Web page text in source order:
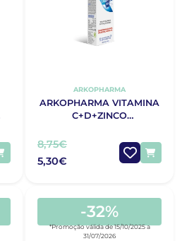
ARKOPHARMA
ARKOPHARMA VITAMINA
C+D+ZINCO
EFERVESCENTES X20
8,75€
5,30€
-32%
*Promoção válida de 15/10/2025 a
31/07/2026